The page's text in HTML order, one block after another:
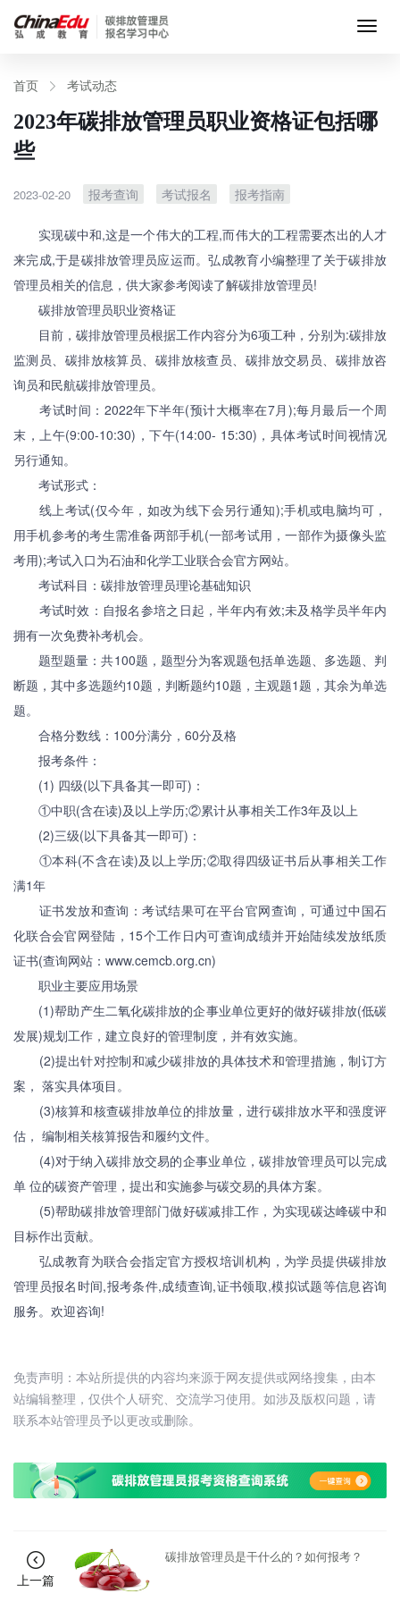
首页
考试动态
考试科目
资料下载
我要报名
关于我们
首页 考试动态
2023年碳排放管理员职业资格证包括哪
些
2023-02-20 报考查询 考试报名 报考指南
实现碳中和,这是一个伟大的工程,而伟大的工程需要杰出的人才
来完成,于是碳排放管理员应运而。弘成教育小编整理了关于碳排放
管理员相关的信息，供大家参考阅读了解碳排放管理员!
碳排放管理员职业资格证
目前，碳排放管理员根据工作内容分为6项工种，分别为:碳排放
监测员、碳排放核算员、碳排放核查员、碳排放交易员、碳排放咨
询员和民航碳排放管理员。
考试时间：2022年下半年(预计大概率在7月);每月最后一个周
末，上午(9:00-10:30)，下午(14:00- 15:30)，具体考试时间视情况
另行通知。
考试形式：
线上考试(仅今年，如改为线下会另行通知);手机或电脑均可，
用手机参考的考生需准备两部手机(一部考试用，一部作为摄像头监
考用);考试入口为石油和化学工业联合会官方网站。
考试科目：碳排放管理员理论基础知识
考试时效：自报名参培之日起，半年内有效;未及格学员半年内
拥有一次免费补考机会。
题型题量：共100题，题型分为客观题包括单选题、多选题、判
断题，其中多选题约10题，判断题约10题，主观题1题，其余为单选
题。
合格分数线：100分满分，60分及格
报考条件：
(1) 四级(以下具备其一即可)：
①中职(含在读)及以上学历;②累计从事相关工作3年及以上
(2)三级(以下具备其一即可)：
①本科(不含在读)及以上学历;②取得四级证书后从事相关工作
满1年
证书发放和查询：考试结果可在平台官网查询，可通过中国石
化联合会官网登陆，15个工作日内可查询成绩并开始陆续发放纸质
证书(查询网站：www.cemcb.org.cn)
职业主要应用场景
(1)帮助产生二氧化碳排放的企事业单位更好的做好碳排放(低碳
发展)规划工作，建立良好的管理制度，并有效实施。
(2)提出针对控制和减少碳排放的具体技术和管理措施，制订方
案， 落实具体项目。
(3)核算和核查碳排放单位的排放量，进行碳排放水平和强度评
估， 编制相关核算报告和履约文件。
(4)对于纳入碳排放交易的企事业单位，碳排放管理员可以完成
单 位的碳资产管理，提出和实施参与碳交易的具体方案。
(5)帮助碳排放管理部门做好碳减排工作，为实现碳达峰碳中和
目标作出贡献。
弘成教育为联合会指定官方授权培训机构，为学员提供碳排放
管理员报名时间,报考条件,成绩查询,证书领取,模拟试题等信息咨询
服务。欢迎咨询!
免责声明：本站所提供的内容均来源于网友提供或网络搜集，由本
站编辑整理，仅供个人研究、交流学习使用。如涉及版权问题，请
联系本站管理员予以更改或删除。
上一篇
碳排放管理员是干什么的？如何报考？